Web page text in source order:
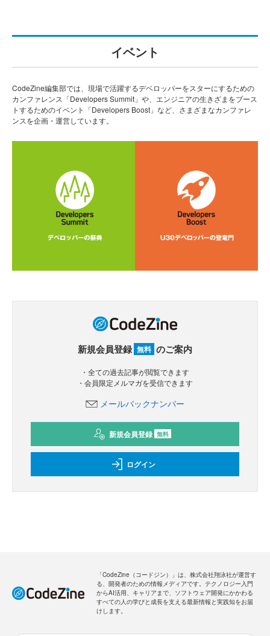
イベント
CodeZine編集部では、現場で活躍するデベロッパーをスターにするための
カンファレンス「Developers Summit」や、エンジニアの生きざまをブース
トするためのイベント「Developers Boost」など、さまざまなカンファレ
ンスを企画・運営しています。
新規会員登録 無料 のご案内
・全ての過去記事が閲覧できます
・会員限定メルマガを受信できます
メールバックナンバー
新規会員登録 無料
ログイン
「CodeZine（コードジン）」は、株式会社翔泳社が運営す
る、開発者のための情報メディアです。テクノロジー入門
からAI活用、キャリアまで、ソフトウェア開発にかかわる
すべての人の学びと成長を支える最新情報と実践知をお届
けします。